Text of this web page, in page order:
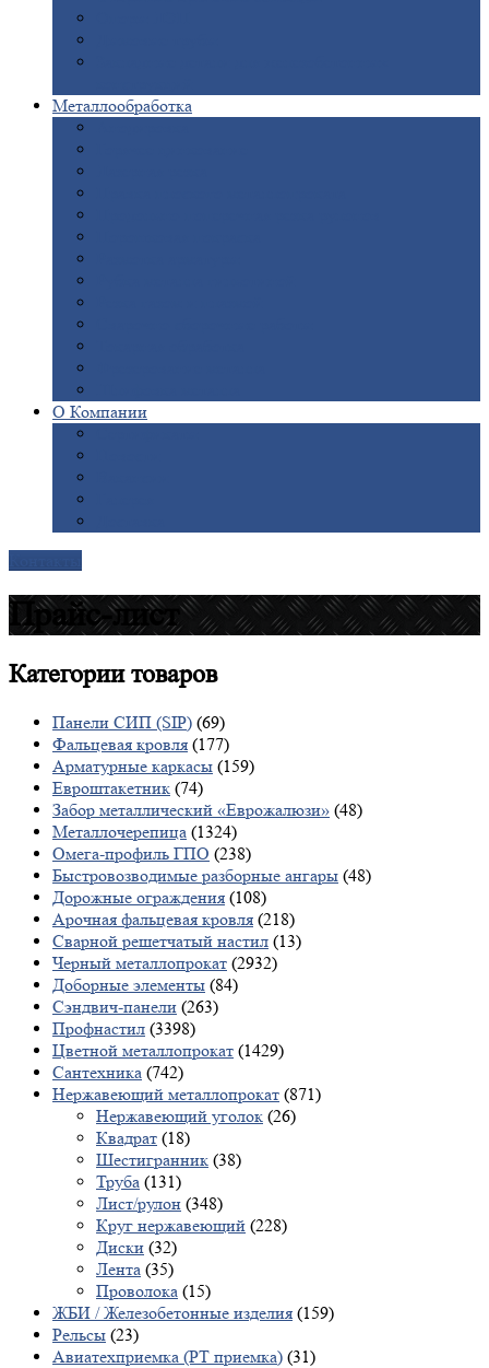
Металлообработка
О Компании
Прайс-лист
Категориитоваров
Панели СИП (SIP) (69)
Фальцевая кровля (177)
Арматурные каркасы (159)
Евроштакетник (74)
Забор металлический «Еврожалюзи» (48)
Металлочерепица (1324)
Омега-профиль ГПО (238)
Быстровозводимые разборные ангары (48)
Дорожные ограждения (108)
Арочная фальцевая кровля (218)
Сварной решетчатый настил (13)
Черный металлопрокат (2932)
Доборные элементы (84)
Сэндвич-панели (263)
Профнастил (3398)
Цветной металлопрокат (1429)
Сантехника (742)
Нержавеющий металлопрокат (871)
Нержавеющий уголок (26)
Квадрат (18)
Шестигранник (38)
Труба (131)
Лист/рулон (348)
Круг нержавеющий (228)
Диски (32)
Лента (35)
Проволока (15)
ЖБИ / Железобетонные изделия (159)
Рельсы (23)
Авиатехприемка (РТ приемка) (31)